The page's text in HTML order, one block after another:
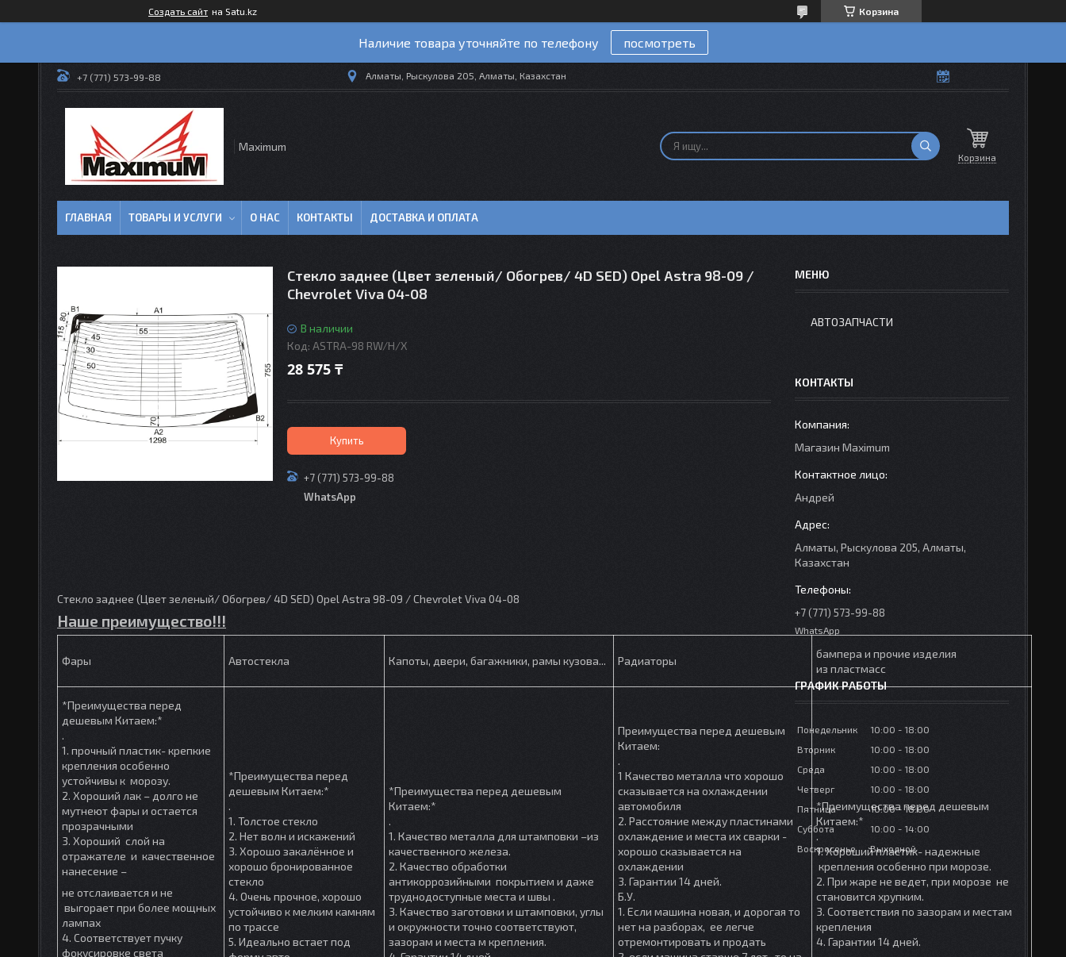
Создать сайт на Satu.kz Корзина
Наличие товара уточняйте по телефону посмотреть
+7 (771) 573-99-88 Алматы, Рыскулова 205, Алматы, Казахстан
Maximum
Корзина
ГЛАВНАЯ ТОВАРЫ И УСЛУГИ О НАС КОНТАКТЫ ДОСТАВКА И ОПЛАТА
Стекло заднее (Цвет зеленый/ Обогрев/ 4D SED) Opel Astra 98-09 /
Chevrolet Viva 04-08
В наличии
Код: ASTRA-98 RW/H/X
28 575 ₸
Купить
+7 (771) 573-99-88
WhatsApp
Стекло заднее (Цвет зеленый/ Обогрев/ 4D SED) Opel Astra 98-09 / Chevrolet Viva 04-08
Наше преимущество!!!
Фары Автостекла Капоты, двери, багажники, рамы кузова... Радиаторы
бампера и прочие изделия
из пластмасс
*Преимущества перед
дешевым Китаем:*
.
1. прочный пластик- крепкие
крепления особенно
устойчивы к морозу.
2. Хороший лак – долго не
мутнеют фары и остается
прозрачными
3. Хороший слой на
отражателе и качественное
нанесение –
не отслаивается и не
выгорает при более мощных
лампах
4. Соответствует пучку
фокусировке света
*Преимущества перед
дешевым Китаем:*
.
1. Толстое стекло
2. Нет волн и искажений
3. Хорошо закалённое и
хорошо бронированное
стекло
4. Очень прочное, хорошо
устойчиво к мелким камням
по трассе
5. Идеально встает под
*Преимущества перед дешевым
Китаем:*
.
1. Качество металла для штамповки –из
качественного железа.
2. Качество обработки
антикоррозийными покрытием и даже
труднодоступные места и швы .
3. Качество заготовки и штамповки, углы
и окружности точно соответствуют,
зазорам и места м крепления.
Преимущества перед дешевым
Китаем:
.
1 Качество металла что хорошо
сказывается на охлаждении
автомобиля
2. Расстояние между пластинами
охлаждение и места их сварки -
хорошо сказывается на
охлаждении
3. Гарантии 14 дней.
Б.У.
1. Если машина новая, и дорогая то
нет на разборах, ее легче
отремонтировать и продать
*Преимущества перед дешевым
Китаем:*
.
1. Хороший пластик- надежные
крепления особенно при морозе.
2. При жаре не ведет, при морозе не
становится хрупким.
3. Соответствия по зазорам и местам
крепления
4. Гарантии 14 дней.
АВТОЗАПЧАСТИ
КОНТАКТЫ
Mагазин Maximum
Андрей
Алматы, Рыскулова 205, Алматы,
Казахстан
+7 (771) 573-99-88
WhatsApp
ГРАФИК РАБОТЫ
Понедельник 10:00
18:00
Вторник
10:00
18:00
Среда
10:00
18:00
Четверг
10:00
18:00
Пятница
10:00
18:00
Суббота
10:00
14:00
Воскресенье
Выходной